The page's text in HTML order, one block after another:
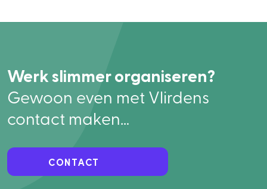
Werk slimmer organiseren?
Gewoon even met Vlirdens
contact maken…
CONTACT